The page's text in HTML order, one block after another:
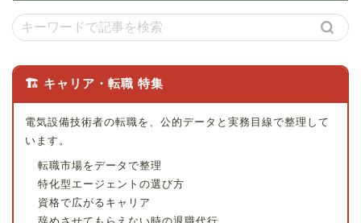
🏗 キャリア・転職 特集
電気設備技術者の転職を、公的データと実務目線で整理して
います。
転職市場をデータで整理
特化型エージェントの選び方
資格で広がるキャリア